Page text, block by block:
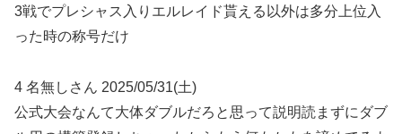
3戦でプレシャス入りエルレイド貰える以外は多分上位入
った時の称号だけ
4 名無しさん 2025/05/31(土)
公式大会なんて大体ダブルだろと思って説明読まずにダブ